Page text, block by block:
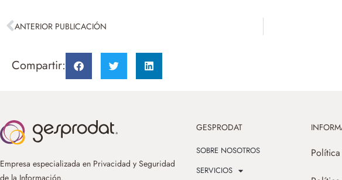
ANTERIOR PUBLICACIÓN
Compartir:
Empresa especializada en Privacidad y Seguridad
GESPRODAT
SOBRE NOSOTROS
SERVICIOS